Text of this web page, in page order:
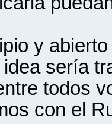
y
sería
todos
con el